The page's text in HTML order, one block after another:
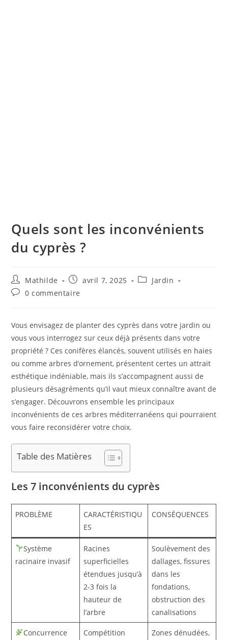
Quels sont les inconvénients
du cyprès ?
Mathilde avril 7, 2025
Jardin
0 commentaire
Vous envisagez de planter des cyprès dans votre jardin ou
vous vous interrogez sur ceux déjà présents dans votre
propriété ? Ces conifères élancés, souvent utilisés en haies
ou comme arbres d’ornement, présentent certes un attrait
esthétique indéniable, mais ils s’accompagnent aussi de
plusieurs désagréments qu’il vaut mieux connaître avant de
s’engager. Découvrons ensemble les principaux
inconvénients de ces arbres méditerranéens qui pourraient
vous faire reconsidérer votre choix.
Table des Matières
Les 7 inconvénients du cyprès
PROBLÈME
CARACTÉRISTIQU
ES
CONSÉQUENCES
Système
racinaire invasif
Racines
superficielles
étendues jusqu’à
2-3 fois la
hauteur de
l’arbre
Soulèvement des
dallages, fissures
dans les
fondations,
obstruction des
canalisations
Concurrence
Compétition
Zones dénudées,